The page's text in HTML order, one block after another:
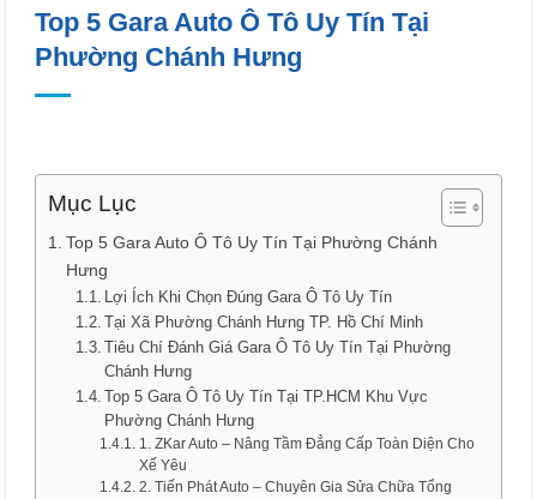
Top 5 Gara Auto Ô Tô Uy Tín Tại
Phường Chánh Hưng
Mục Lục
Top 5 Gara Auto Ô Tô Uy Tín Tại Phường Chánh
Hưng
Lợi Ích Khi Chọn Đúng Gara Ô Tô Uy Tín
Tại Xã Phường Chánh Hưng TP. Hồ Chí Minh
Tiêu Chí Đánh Giá Gara Ô Tô Uy Tín Tại Phường
Chánh Hưng
Top 5 Gara Ô Tô Uy Tín Tại TP.HCM Khu Vực
Phường Chánh Hưng
1. ZKar Auto – Nâng Tầm Đẳng Cấp Toàn Diện Cho
Xế Yêu
2. Tiến Phát Auto – Chuyên Gia Sửa Chữa Tổng